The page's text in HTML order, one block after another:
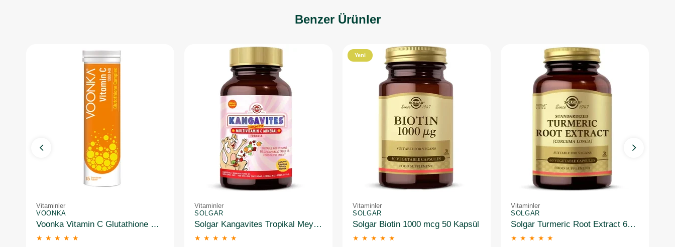
Benzer Ürünler
Vitaminler
VOONKA
Voonka Vitamin C Glutathione Complex Efervesan 15 Tablet
★ ★ ★ ★ ★
Vitaminler
SOLGAR
Solgar Kangavites Tropikal Meyve Aromalı 60 Tablet
★ ★ ★ ★ ★
Vitaminler
SOLGAR
Solgar Biotin 1000 mcg 50 Kapsül
★ ★ ★ ★ ★
Yeni
Vitaminler
SOLGAR
Solgar Turmeric Root Extract 60 Kapsül
★ ★ ★ ★ ★